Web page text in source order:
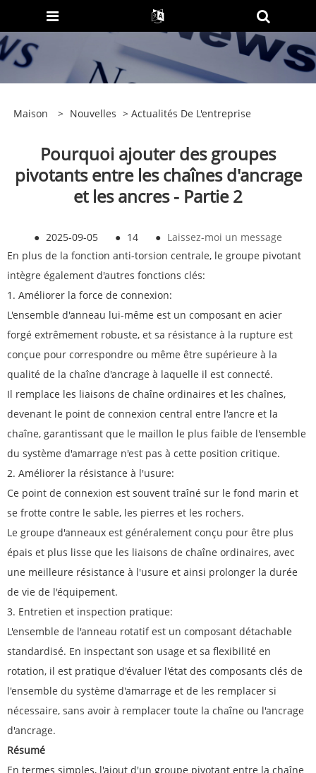
Maison > Nouvelles > Actualités De L'entreprise
Pourquoi ajouter des groupes
pivotants entre les chaînes d'ancrage
et les ancres - Partie 2
● 2025-09-05 ● 14 ● Laissez-moi un message
En plus de la fonction anti-torsion centrale, le groupe pivotant
intègre également d'autres fonctions clés:
1. Améliorer la force de connexion:
L'ensemble d'anneau lui-même est un composant en acier
forgé extrêmement robuste, et sa résistance à la rupture est
conçue pour correspondre ou même être supérieure à la
qualité de la chaîne d'ancrage à laquelle il est connecté.
Il remplace les liaisons de chaîne ordinaires et les chaînes,
devenant le point de connexion central entre l'ancre et la
chaîne, garantissant que le maillon le plus faible de l'ensemble
du système d'amarrage n'est pas à cette position critique.
2. Améliorer la résistance à l'usure:
Ce point de connexion est souvent traîné sur le fond marin et
se frotte contre le sable, les pierres et les rochers.
Le groupe d'anneaux est généralement conçu pour être plus
épais et plus lisse que les liaisons de chaîne ordinaires, avec
une meilleure résistance à l'usure et ainsi prolonger la durée
de vie de l'équipement.
3. Entretien et inspection pratique:
L'ensemble de l'anneau rotatif est un composant détachable
standardisé. En inspectant son usage et sa flexibilité en
rotation, il est pratique d'évaluer l'état des composants clés de
l'ensemble du système d'amarrage et de les remplacer si
nécessaire, sans avoir à remplacer toute la chaîne ou l'ancrage
d'ancrage.
Résumé
En termes simples, l'ajout d'un groupe pivotant entre la chaîne